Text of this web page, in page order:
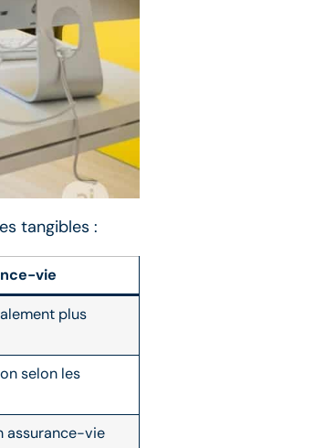
tangibles :
vie
plus
selon les
assurance-vie